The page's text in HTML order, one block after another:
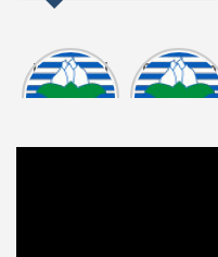
Informasi
Dokumen
tasi